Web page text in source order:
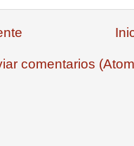
comentarios